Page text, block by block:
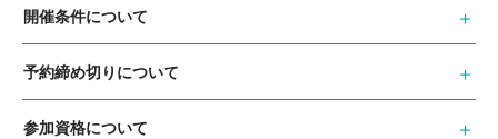
開催条件について
予約締め切りについて
参加資格について